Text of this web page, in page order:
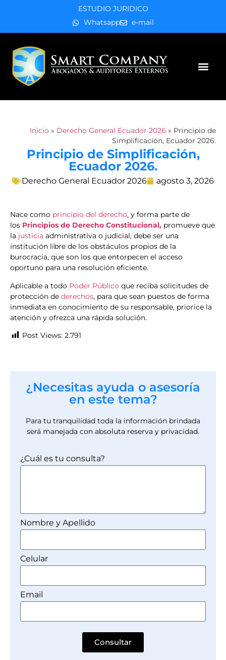
ESTUDIO JURIDICO
Whatsapp
e-mail
Inicio » Derecho General Ecuador 2026 » Principio de
Simplificación, Ecuador 2026.
Principio de Simplificación,
Ecuador 2026.
Derecho General Ecuador 2026 agosto 3, 2026
Nace como principio del derecho, y forma parte de
los Principios de Derecho Constitucional, promueve que
la justicia administrativa o judicial, debe ser una
institución libre de los obstáculos propios de la
burocracia, que son los que entorpecen el acceso
oportuno para una resolución eficiente.
Aplicable a todo Poder Público que reciba solicitudes de
protección de derechos, para que sean puestos de forma
inmediata en conocimiento de su responsable, priorice la
atención y ofrezca una rápida solución.
Post Views: 2.791
¿Necesitas ayuda o asesoría
en este tema?
Para tu tranquilidad toda la información brindada
será manejada con absoluta reserva y privacidad.
¿Cuál es tu consulta?
Nombre y Apellido
Celular
Email
Consultar